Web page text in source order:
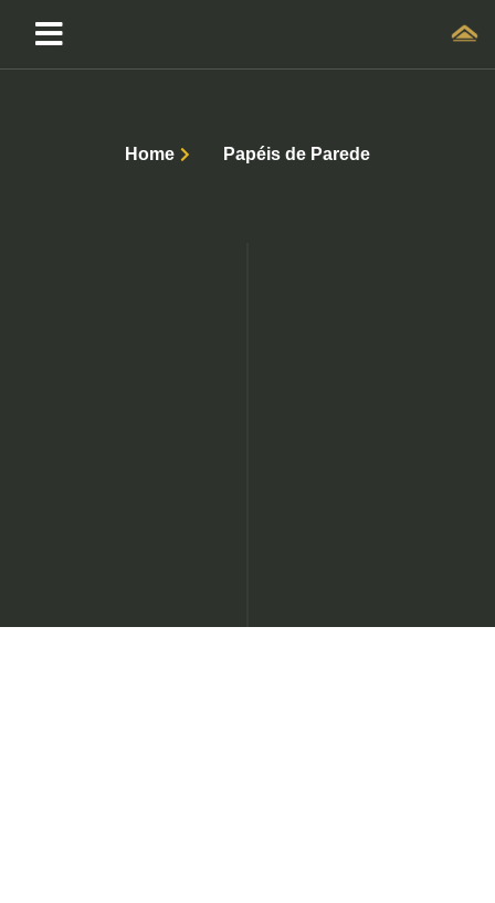
Home Papéis de Parede